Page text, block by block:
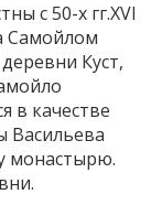
с 50-х гг.XVI
Самойлом
Куст,
в качестве
Васильева
монастырю.